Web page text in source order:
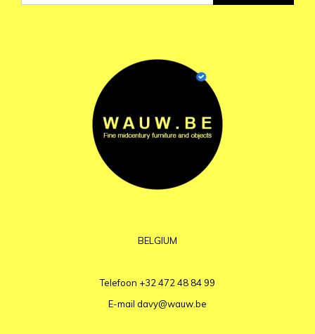
BELGIUM
Telefoon +32 472 48 84 99
E-mail davy@wauw.be